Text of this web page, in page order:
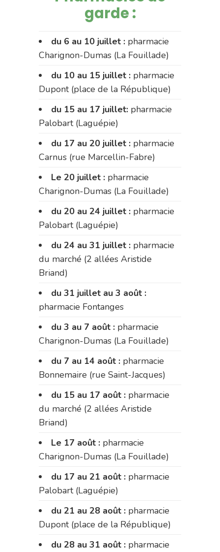
garde :
du 6 au 10 juillet : pharmacie
Charignon-Dumas (La Fouillade)
du 10 au 15 juillet : pharmacie
Dupont (place de la République)
du 15 au 17 juillet: pharmacie
Palobart (Laguépie)
du 17 au 20 juillet : pharmacie
Carnus (rue Marcellin-Fabre)
Le 20 juillet : pharmacie
Charignon-Dumas (La Fouillade)
du 20 au 24 juillet : pharmacie
Palobart (Laguépie)
du 24 au 31 juillet : pharmacie
du marché (2 allées Aristide
Briand)
du 31 juillet au 3 août :
pharmacie Fontanges
du 3 au 7 août : pharmacie
Charignon-Dumas (La Fouillade)
du 7 au 14 août : pharmacie
Bonnemaire (rue Saint-Jacques)
du 15 au 17 août : pharmacie
du marché (2 allées Aristide
Briand)
Le 17 août : pharmacie
Charignon-Dumas (La Fouillade)
du 17 au 21 août : pharmacie
Palobart (Laguépie)
du 21 au 28 août : pharmacie
Dupont (place de la République)
du 28 au 31 août : pharmacie